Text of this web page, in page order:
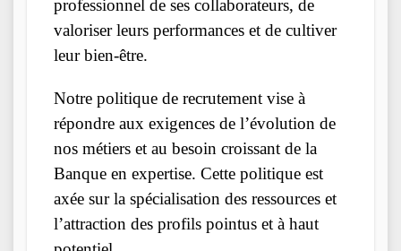
professionnel de ses collaborateurs, de
valoriser leurs performances et de cultiver
leur bien-être.
Notre politique de recrutement vise à
répondre aux exigences de l’évolution de
nos métiers et au besoin croissant de la
Banque en expertise. Cette politique est
axée sur la spécialisation des ressources et
l’attraction des profils pointus et à haut